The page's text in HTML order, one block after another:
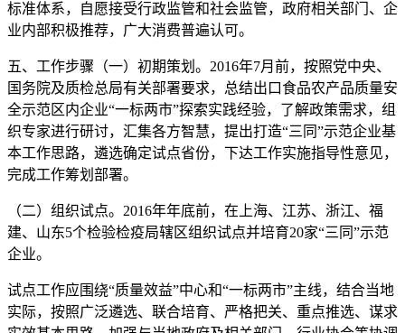
标准体系，自愿接受行政监管和社会监管，政府相关部门、企
业内部积极推荐，广大消费普遍认可。
五、工作步骤（一）初期策划。2016年7月前，按照党中央、
国务院及质检总局有关部署要求，总结出口食品农产品质量安
全示范区内企业“一标两市”探索实践经验，了解政策需求，组
织专家进行研讨，汇集各方智慧，提出打造“三同”示范企业基
本工作思路，遴选确定试点省份，下达工作实施指导性意见，
完成工作筹划部署。
（二）组织试点。2016年年底前，在上海、江苏、浙江、福
建、山东5个检验检疫局辖区组织试点并培育20家“三同”示范
企业。
试点工作应围绕“质量效益”中心和“一标两市”主线，结合当地
实际，按照广泛遴选、联合培育、严格把关、重点推选、谋求